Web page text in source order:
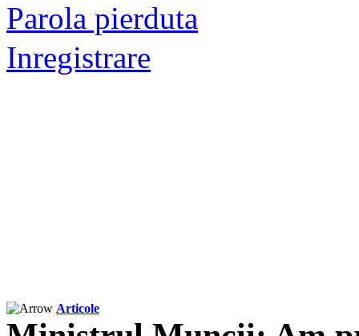
Parola pierduta
Inregistrare
Articole